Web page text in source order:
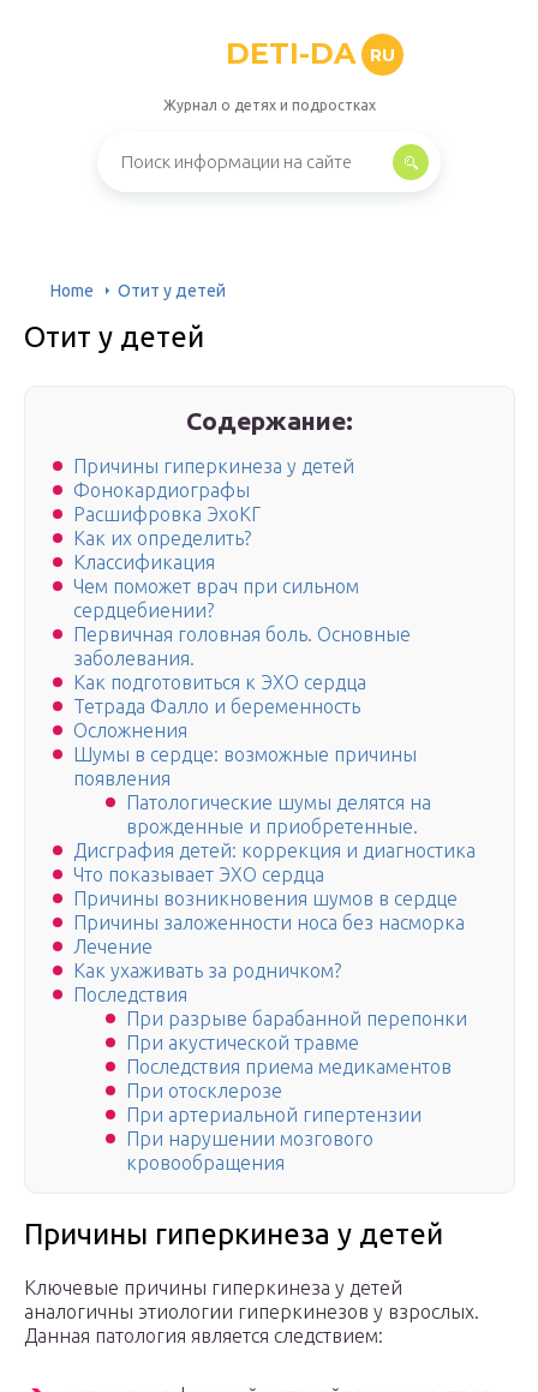
DETI-DA RU
Журнал о детях и подростках
Home Отит у детей
Отит у детей
Содержание:
Причины гиперкинеза у детей
Фонокардиографы
Расшифровка ЭхоКГ
Как их определить?
Классификация
Чем поможет врач при сильном
сердцебиении?
Первичная головная боль. Основные
заболевания.
Как подготовиться к ЭХО сердца
Тетрада Фалло и беременность
Осложнения
Шумы в сердце: возможные причины
появления
Патологические шумы делятся на
врожденные и приобретенные.
Дисграфия детей: коррекция и диагностика
Что показывает ЭХО сердца
Причины возникновения шумов в сердце
Причины заложенности носа без насморка
Лечение
Как ухаживать за родничком?
Последствия
При разрыве барабанной перепонки
При акустической травме
Последствия приема медикаментов
При отосклерозе
При артериальной гипертензии
При нарушении мозгового
кровообращения
Причины гиперкинеза у детей
Ключевые причины гиперкинеза у детей
аналогичны этиологии гиперкинезов у взрослых.
Данная патология является следствием: